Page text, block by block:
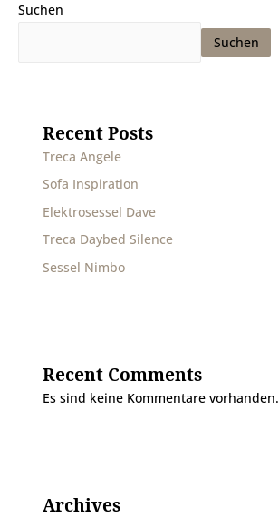
Suchen
Suchen
Recent Posts
Treca Angele
Sofa Inspiration
Elektrosessel Dave
Treca Daybed Silence
Sessel Nimbo
Recent Comments
Es sind keine Kommentare vorhanden.
Archives